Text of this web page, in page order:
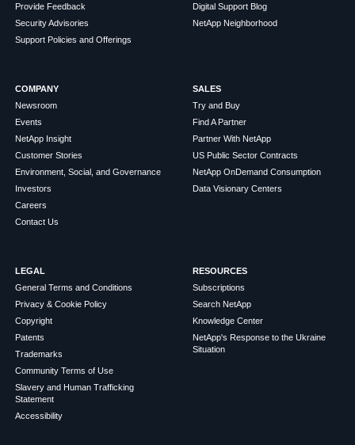
Provide Feedback
Security Advisories
Support Policies and Offerings
Digital Support Blog
NetApp Neighborhood
COMPANY
Newsroom
Events
NetApp Insight
Customer Stories
Environment, Social, and Governance
Investors
Careers
Contact Us
SALES
Try and Buy
Find A Partner
Partner With NetApp
US Public Sector Contracts
NetApp OnDemand Consumption
Data Visionary Centers
LEGAL
General Terms and Conditions
Privacy & Cookie Policy
Copyright
Patents
Trademarks
Community Terms of Use
Slavery and Human Trafficking
Statement
Accessibility
RESOURCES
Subscriptions
Search NetApp
Knowledge Center
NetApp's Response to the Ukraine
Situation